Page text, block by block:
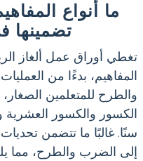
ما أنواع
تضمينها
تغطي أوراق عمل ألغاز
المفاهيم، بدءًا من
والطرح للمتعلمين
الكسور والكسور العشرية
سنًا. غالبًا ما تتضمن
إلى الضرب والطرح، مما